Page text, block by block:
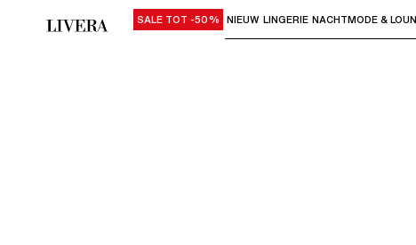
Gebruik "Pijl omlaag" of "Enter" om
SALE TOT -50% NIEUW LINGERIE NACHTMODE &